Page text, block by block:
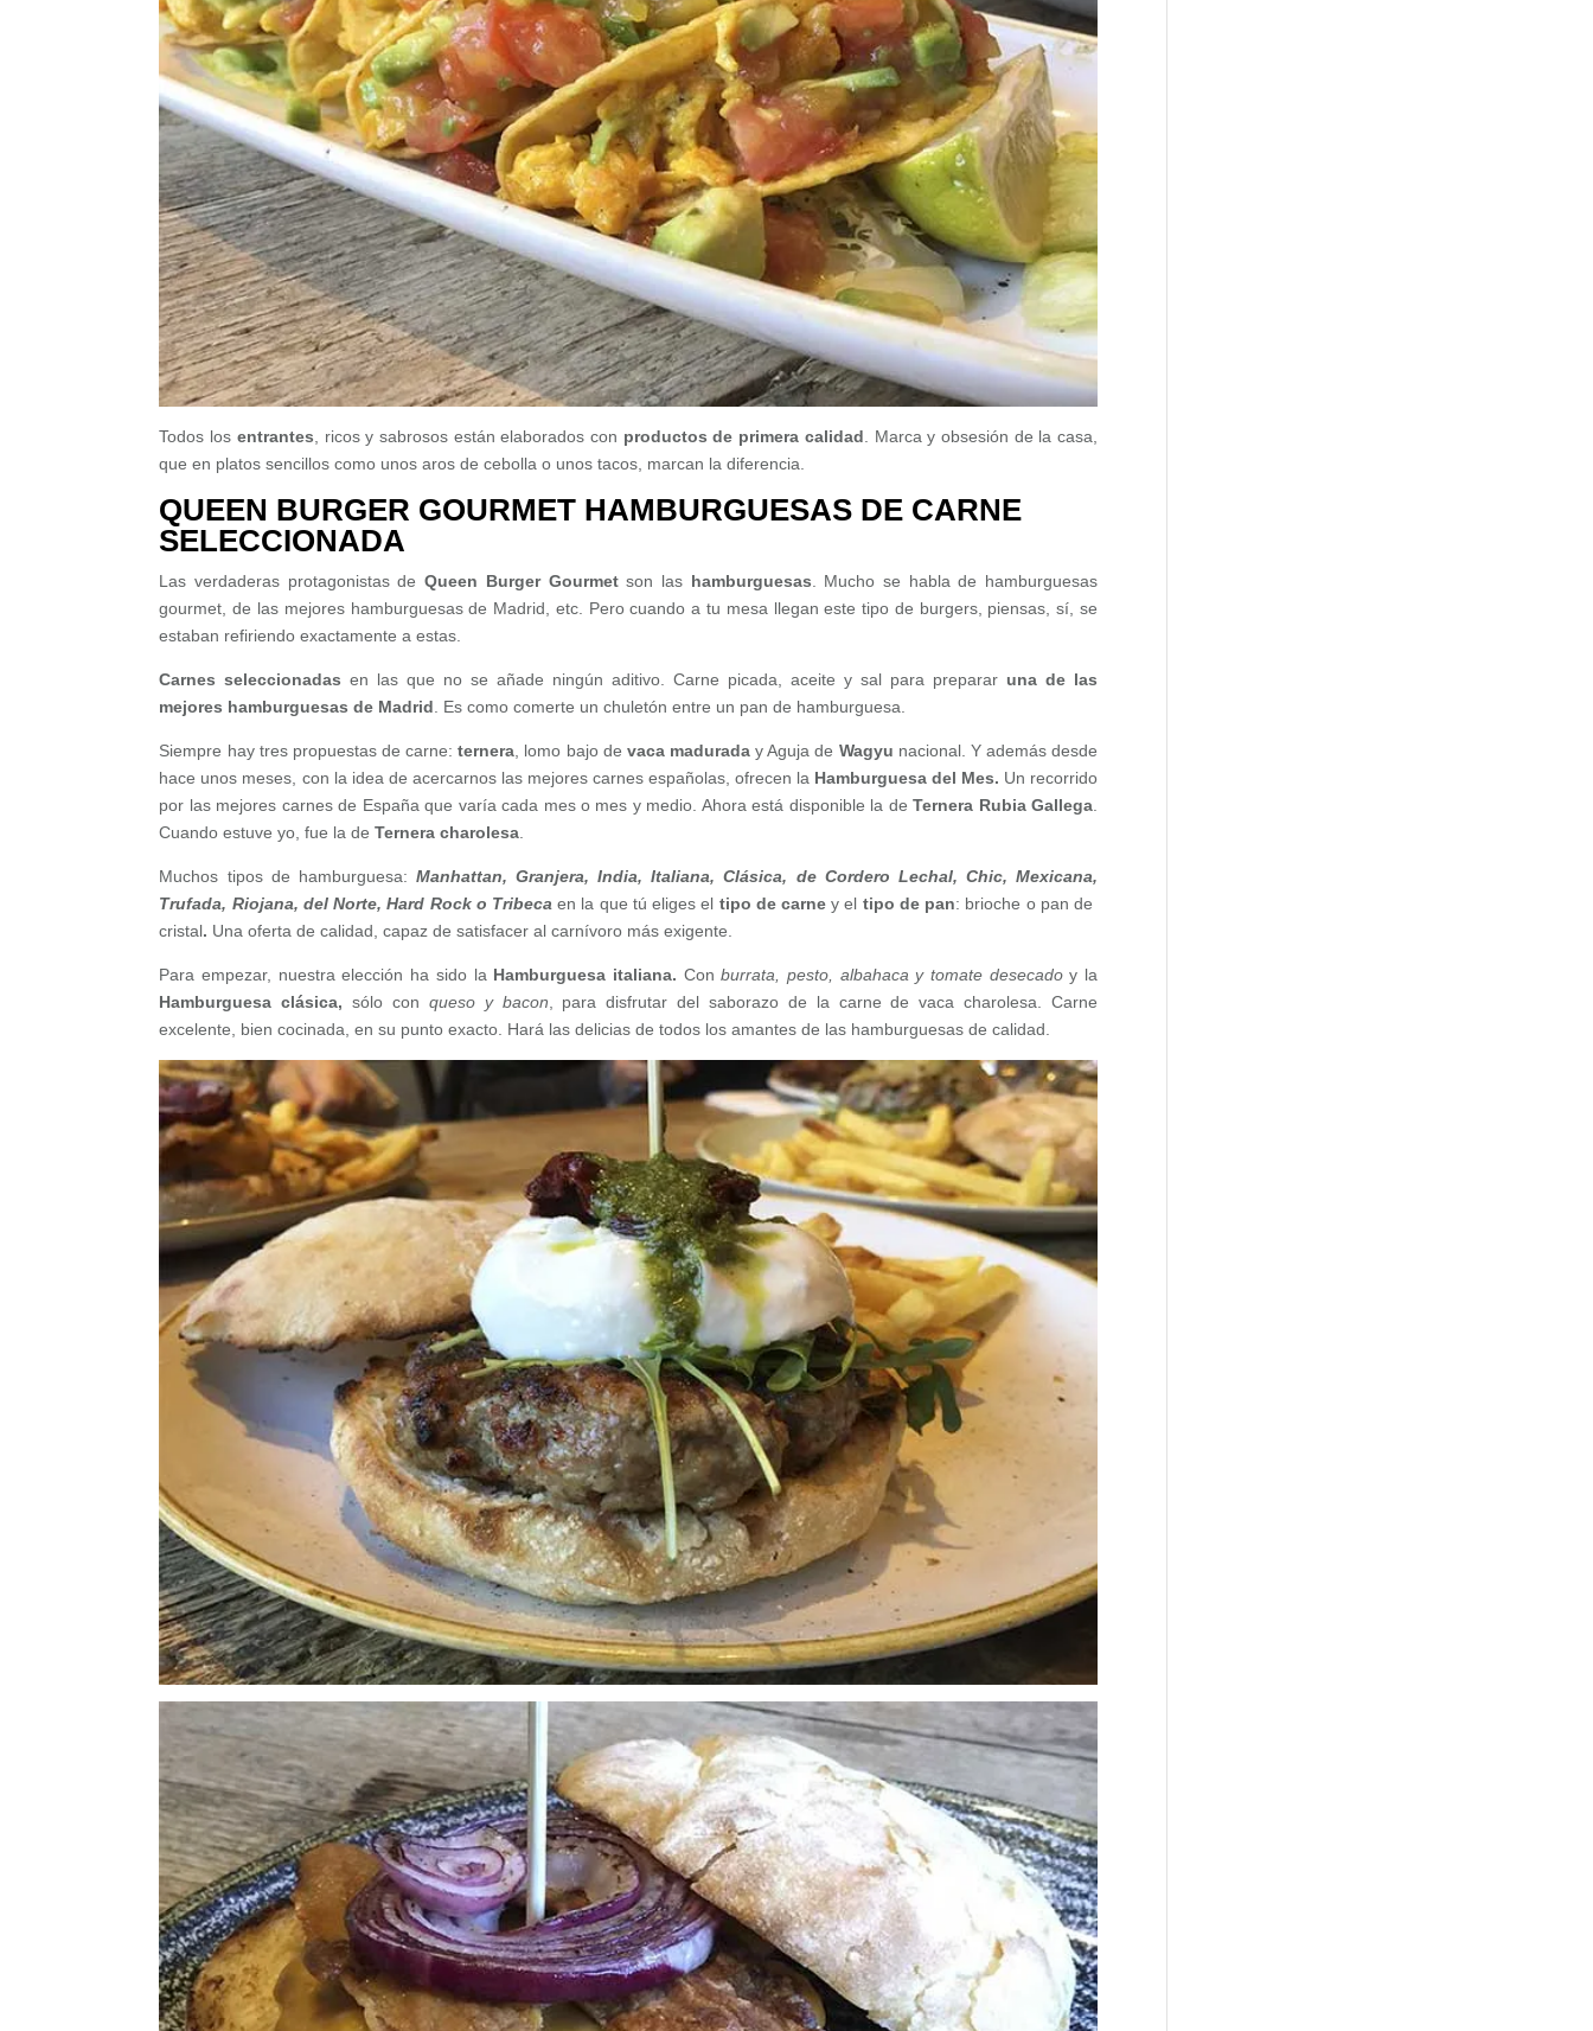
Todos los entrantes , ricos y sabrosos están elaborados con productos de primera calidad . Marca y obsesión de la casa,
que en platos sencillos como unos aros de cebolla o unos tacos, marcan la diferencia.
QUEEN BURGER GOURMET HAMBURGUESAS DE CARNE
SELECCIONADA
Las verdaderas protagonistas deQueen Burger Gourmetson las hamburguesas . Mucho se habla de hamburguesas
gourmet, de las mejores hamburguesas de Madrid, etc. Pero cuando a tu mesa llegan este tipo de burgers, piensas, sí, se
estaban refiriendo exactamente a estas.
Carnes seleccionadas en las que no se añade ningún aditivo. Carne picada, aceite y sal para preparar una de las
mejores hamburguesas de Madrid . Es como comerte un chuletón entre un pan de hamburguesa.
Siempre hay tres propuestas de carne:ternera , lomo bajo de vaca maduraday Aguja de Wagyu nacional. Y además desde
hace unos meses, con la idea de acercarnos las mejores carnes españolas, ofrecen la Hamburguesa del Mes. Un recorrido
por las mejores carnes de España que varía cada mes o mes y medio. Ahora está disponible la deTernera Rubia Gallega
Cuando estuve yo, fue la deTernera charolesa
Muchos tipos de hamburguesa: Manhattan, Granjera, India, Italiana, Clásica, de Cordero Lechal, Chic, Mexicana,
Trufada, Riojana, del Norte, Hard Rock o Tribeca en la que tú eliges el tipo de carne y el tipo de pan: brioche o pan de
cristal. Una oferta de calidad, capaz de satisfacer al carnívoro más exigente.
Para empezar, nuestra elección ha sido la Hamburguesa italiana. Conburrata, pesto, albahaca y tomate desecadoy la
Hamburguesa clásica, sólo con queso y bacon , para disfrutar del saborazo de la carne de vaca charolesa. Carne
excelente, bien cocinada, en su punto exacto. Hará las delicias de todos los amantes de las hamburguesas de calidad.